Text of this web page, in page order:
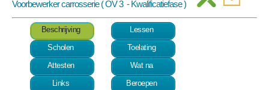
Voorbewerker carrosserie ( OV 3 - Kwalificatiefase )
Beschrijving
Lessen
Scholen
Toelating
Attesten
Wat na
Links
Beroepen